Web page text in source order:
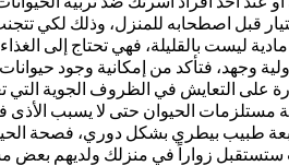
قبل اصطحابه للمنزل، وذلك لكي
مادية ليست بالقليلة، فهي تحتاج إلى
وجهد، فتأكد من إمكانية وجود
على التعايش في الظروف الجوية
مستلزمات الحيوان حتى لا يسبب الأذى
طبيب بيطري بشكل دوري، فصحة
زواراً في منزلك ولديهم بعض